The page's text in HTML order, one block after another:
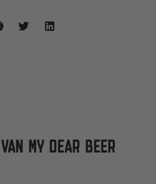
MY DEAR BEER